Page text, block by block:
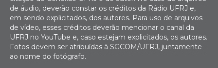
de áudio, deverão constar os créditos da Rádio UFRJ e,
em sendo explicitados, dos autores. Para uso de arquivos
de vídeo, esses créditos deverão mencionar o canal da
UFRJ no YouTube e, caso estejam explicitados, os autores.
Fotos devem ser atribuídas à SGCOM/UFRJ, juntamente
ao nome do fotógrafo.